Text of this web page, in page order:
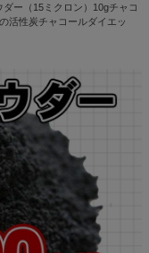
ー（15ミクロン）10gチャコ
活性炭チャコールダイエッ